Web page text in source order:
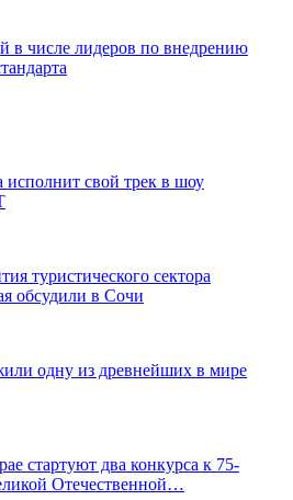
в числе лидеров по внедрению
исполнит свой трек в шоу
туристического сектора
обсудили в Сочи
одну из древнейших в мире
стартуют два конкурса к 75-
Отечественной…